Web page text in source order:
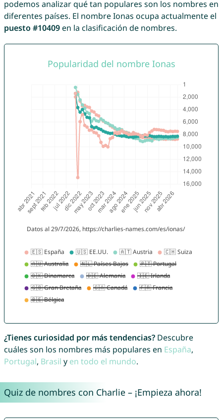
podemos analizar qué tan populares son los nombres en
diferentes países. El nombre Ionas ocupa actualmente el
puesto #10409en la clasificación de nombres.
¿Tienes curiosidad por más tendencias?Descubre
cuáles son los nombres más populares en España,
Portugal, Brasil y en todo el mundo.
Quiz de nombres con Charlie – ¡Empieza ahora!